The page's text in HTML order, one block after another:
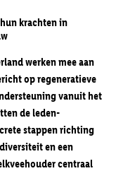
krachten in
werken mee aan
op regeneratieve
vanuit het
de leden-
stappen richting
en een
centraal